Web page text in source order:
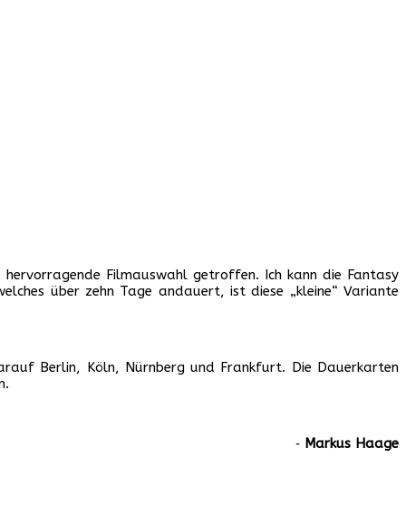
hervorragende Filmauswahl getroffen. Ich kann die Fantasy
über zehn Tage andauert, ist diese „kleine“ Variante
Berlin, Köln, Nürnberg und Frankfurt. Die Dauerkarten
‐ Markus Haage